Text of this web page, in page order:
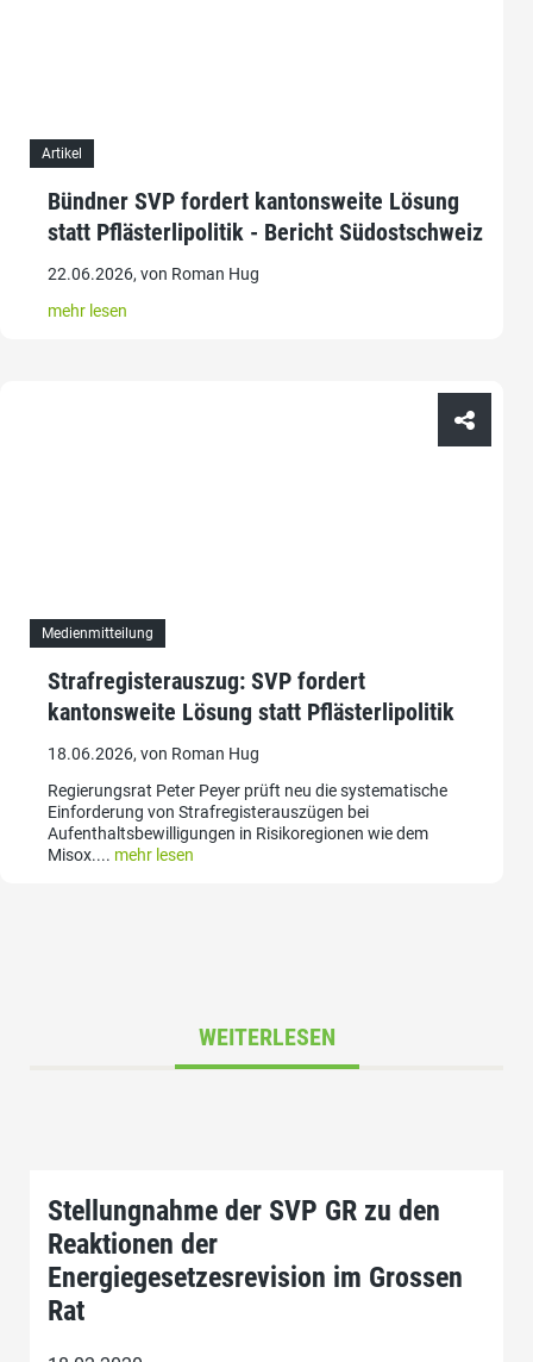
Artikel
Bündner SVP fordert kantonsweite Lösung
statt Pflästerlipolitik - Bericht Südostschweiz
22.06.2026, von Roman Hug
mehr lesen
Medienmitteilung
Strafregisterauszug: SVP fordert
kantonsweite Lösung statt Pflästerlipolitik
18.06.2026, von Roman Hug
Regierungsrat Peter Peyer prüft neu die systematische
Einforderung von Strafregisterauszügen bei
Aufenthaltsbewilligungen in Risikoregionen wie dem
Misox.... mehr lesen
WEITERLESEN
Stellungnahme der SVP GR zu den
Reaktionen der
Energiegesetzesrevision im Grossen
Rat